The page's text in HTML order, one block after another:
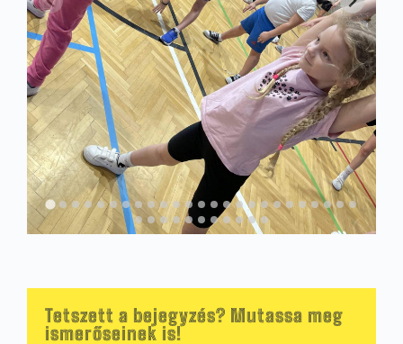
Tetszett a bejegyzés? Mutassa meg
ismerőseinek is!